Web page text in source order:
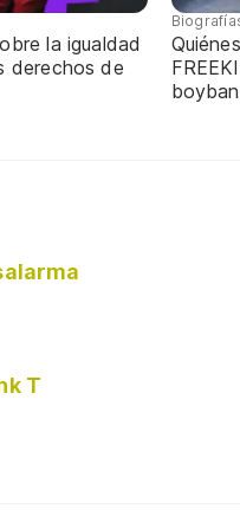
la igualdad
derechos de
T